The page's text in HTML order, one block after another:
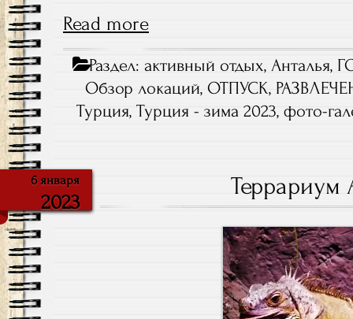
Read more
Раздел:активный отдых,Анталья,
Обзор локаций,ОТПУСК,
Турция,Турция - зима 2023,фото-
6 января
2023
Террариум